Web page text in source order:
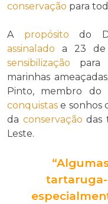
conservação para
A propósito do
assinalado a 23 de
sensibilização para
marinhas
Pinto, membro do
conquistas e sonhos
da conservação das
Leste.